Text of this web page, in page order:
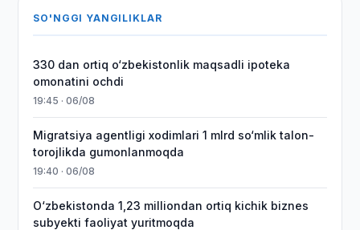
SO'NGGI YANGILIKLAR
330 dan ortiq o‘zbekistonlik maqsadli ipoteka
omonatini ochdi
19:45 · 06/08
Migratsiya agentligi xodimlari 1 mlrd so‘mlik talon-
torojlikda gumonlanmoqda
19:40 · 06/08
O‘zbekistonda 1,23 milliondan ortiq kichik biznes
subyekti faoliyat yuritmoqda